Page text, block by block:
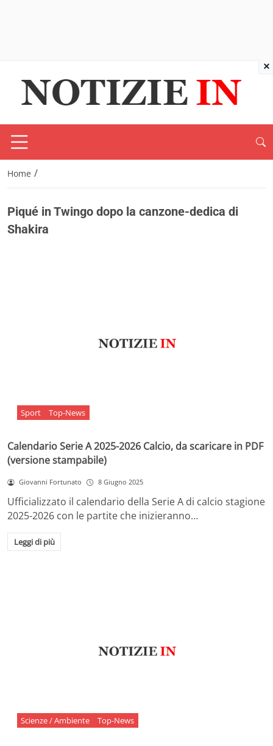
Home /
Piqué in Twingo dopo la canzone-dedica di
Shakira
Sport Top-News
Calendario Serie A 2025-2026 Calcio, da scaricare in PDF
(versione stampabile)
Giovanni Fortunato 8 Giugno 2025
Ufficializzato il calendario della Serie A di calcio stagione
2025-2026 con le partite che inizieranno…
Leggi di più
Scienze / Ambiente Top-News
×